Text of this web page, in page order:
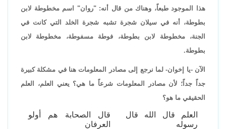
هذا الموجود طبعاً، وهناك من قال أنه: "روان" اسم مخطوطة لابن
بطوطة، أنه في سيلان شجرة تشبه شجرة الخلد التي كانت في
الجنة، مخطوطة لابن بطوطة، فوطة مسفوطة، مخطوطة لابن
بطوطة.
الآن -يا إخوان- لما نرجع إلى مصادر المعلومات هنا في مشكلة كبيرة
جداً جداً؛ لأن مصادر المعلومات شرعاً ما هي؟ يعني العلم، العلم
الحقيقي ما هو؟
العلم قال الله قال
رسوله
قال الصحابة هم أولو
العرفان